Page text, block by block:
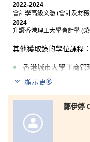
2022-2024
會計學高級文憑 (會計及財
2024
升讀香港理工大學會計學 (
其他獲取錄的學位課程：
香港城市大學工商管
過去兩年間，我在
識。透過這個課程
如認識更多稅務和
減輕稅務負擔，並
顯示更多
鄭伊婷